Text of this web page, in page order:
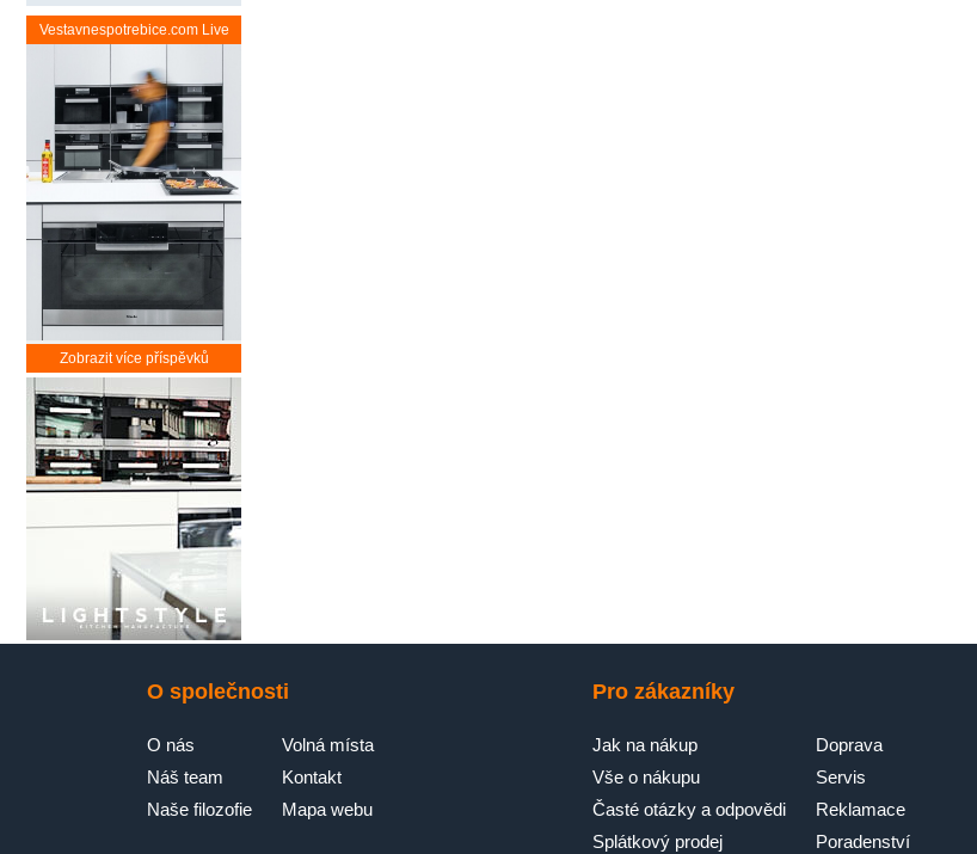
Vestavnespotrebice.com Live
Zobrazit více příspěvků
O společnosti
O nás
Náš team
Naše filozofie
Volná místa
Kontakt
Mapa webu
Pro zákazníky
Jak na nákup
Vše o nákupu
Časté otázky a odpovědi
Splátkový prodej
Doprava
Servis
Reklamace
Poradenství